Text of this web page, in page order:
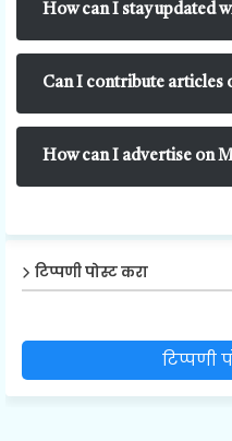
How can I stay updated
Can I contribute articles
How can I advertise on
टिप्पणी पोस्ट करा
टिप्पणी